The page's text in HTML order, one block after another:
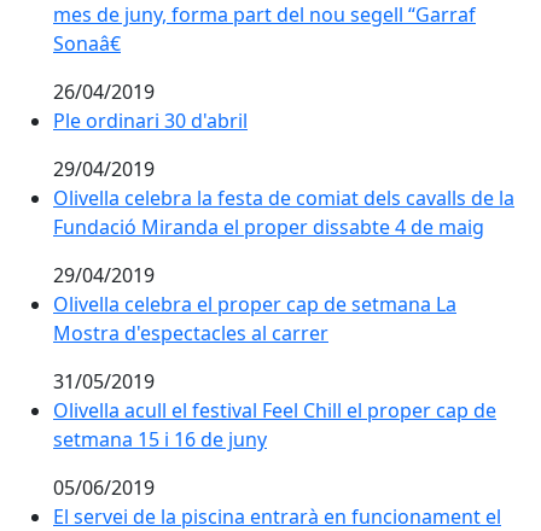
mes de juny, forma part del nou segell “Garraf
Sonaâ€
26/04/2019
Ple ordinari 30 d'abril
29/04/2019
Olivella celebra la festa de comiat dels cavalls de la
Fundació Miranda el proper dissabte 4 de maig
29/04/2019
Olivella celebra el proper cap de setmana La
Mostra d'espectacles al carrer
31/05/2019
Olivella acull el festival Feel Chill el proper cap de
setmana 15 i 16 de juny
05/06/2019
El servei de la piscina entrarà en funcionament el